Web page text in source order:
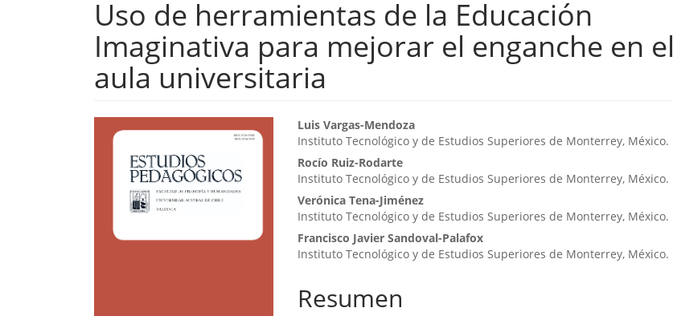
Uso de herramientas de la Educación
Imaginativa para mejorar el enganche en el
aula universitaria
Barra
lateral
artículo
Contenido
principal
del
artículo
Luis Vargas-Mendoza
Instituto Tecnológico y de Estudios Superiores de Monterrey, México.
Rocío Ruiz-Rodarte
Instituto Tecnológico y de Estudios Superiores de Monterrey, México.
Verónica Tena-Jiménez
Instituto Tecnológico y de Estudios Superiores de Monterrey, México.
Francisco Javier Sandoval-Palafox
Instituto Tecnológico y de Estudios Superiores de Monterrey, México.
Resumen